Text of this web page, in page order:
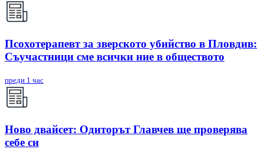
Псохотерапевт за зверското убийство в Пловдив:
Съучастници сме всички ние в обществото
преди 1 час
Ново двайсет: Одиторът Главчев ще проверява
себе си